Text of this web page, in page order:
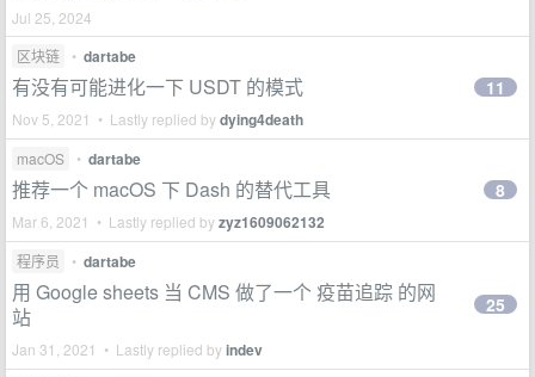
Jul 25, 2024
区块链
• dartabe
有没有可能进化一下 USDT 的模式
Nov 5, 2021 • Lastly replied bydying4death
11
macOS • dartabe
推荐一个 macOS 下 Dash 的替代工具
Mar 6, 2021 • Lastly replied byzyz1609062132
8
程序员 • dartabe
用 Google sheets 当 CMS 做了一个 疫苗追踪 的网
站
Jan 31, 2021 • Lastly replied byindev
25